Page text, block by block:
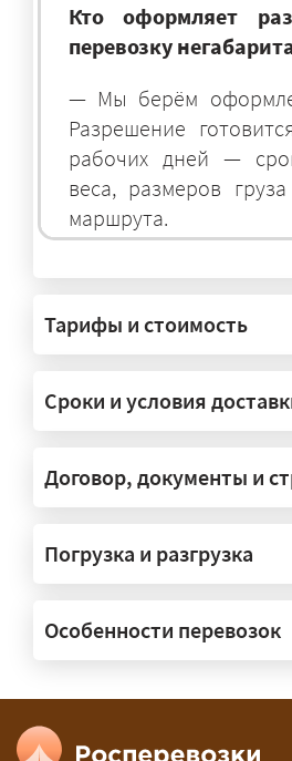
Кто оформляет
перевозку
— Мы берём
Разрешение
рабочих дней —
веса, размеров
маршрута.
— На тралах и
платформах,
конструкции.
под конкретные
сопровождение?
организуем.
прикрытия зависит
груза и маршрута;
Тарифы и стоимость
Сроки и условия
Договор, документы и
Погрузка и разгрузка
Особенности перевозок